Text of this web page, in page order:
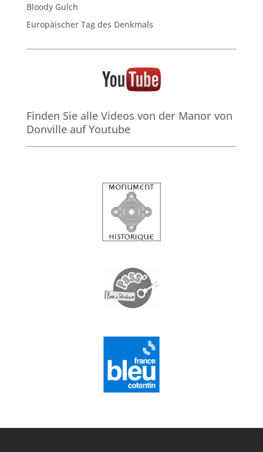
Bloody Gulch
Europäischer Tag des Denkmals
Finden Sie alle Videos von der Manor von
Donville auf Youtube